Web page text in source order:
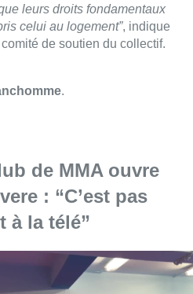
à la télé”